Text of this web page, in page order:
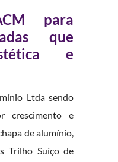
para
que
e
Ltda sendo
crescimento e
de alumínio,
Trilho Suíço de